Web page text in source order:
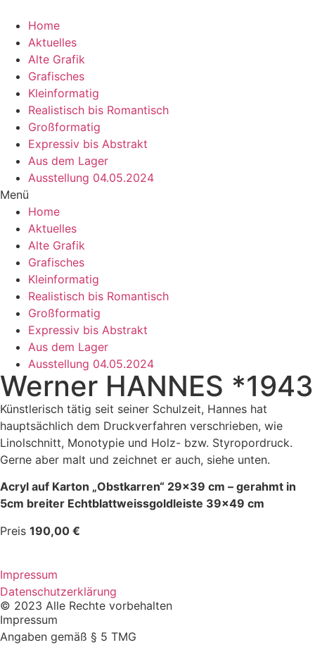
Inhalt
wechseln
Home
Aktuelles
Alte Grafik
Grafisches
Kleinformatig
Realistisch bis Romantisch
Großformatig
Expressiv bis Abstrakt
Aus dem Lager
Ausstellung 04.05.2024
Menü
Home
Aktuelles
Alte Grafik
Grafisches
Kleinformatig
Realistisch bis Romantisch
Großformatig
Expressiv bis Abstrakt
Aus dem Lager
Ausstellung 04.05.2024
Werner HANNES *1943
Künstlerisch tätig seit seiner Schulzeit, Hannes hat
hauptsächlich dem Druckverfahren verschrieben, wie
Linolschnitt, Monotypie und Holz- bzw. Styropordruck.
Gerne aber malt und zeichnet er auch, siehe unten.
Acryl auf Karton „Obstkarren“ 29×39 cm – gerahmt in
5cm breiter Echtblattweissgoldleiste 39×49 cm
Preis 190,00 €
Impressum
Datenschutzerklärung
© 2023 Alle Rechte vorbehalten
Impressum
Angaben gemäß § 5 TMG